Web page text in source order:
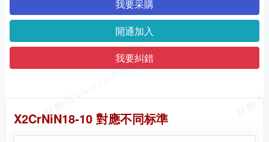
我要采購
開通加入
我要糾錯
同名标準
X2CrNiN18-10 對應不同标準